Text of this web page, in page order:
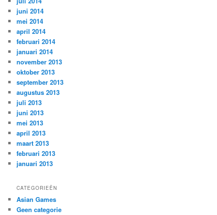
juni 2014
mei 2014
april 2014
februari 2014
januari 2014
november 2013
oktober 2013
september 2013
augustus 2013
juli 2013
juni 2013
mei 2013
april 2013
maart 2013
februari 2013
januari 2013
CATEGORIEËN
Asian Games
Geen categorie